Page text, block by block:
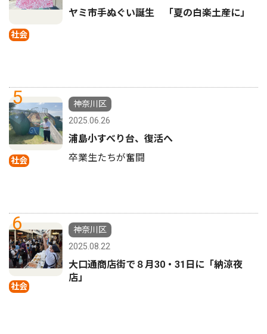
社会
ヤミ市手ぬぐい誕生 「夏の白楽土産に」
5
社会
神奈川区
2025.06.26
浦島小すべり台、復活へ
卒業生たちが奮闘
6
社会
神奈川区
2025.08.22
大口通商店街で８月30・31日に「納涼夜
店」